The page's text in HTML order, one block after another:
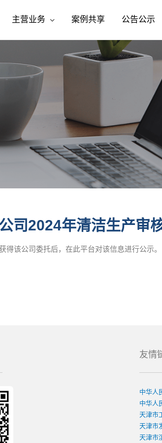
主营业务 案例共享 公告公示
司2024年清洁生产审
该公司委托后，在此平台对该信息进行公示。
友情
中华人
中华人
天津市
天津市
天津市